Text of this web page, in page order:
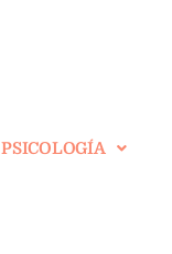
PSICOLOGÍA